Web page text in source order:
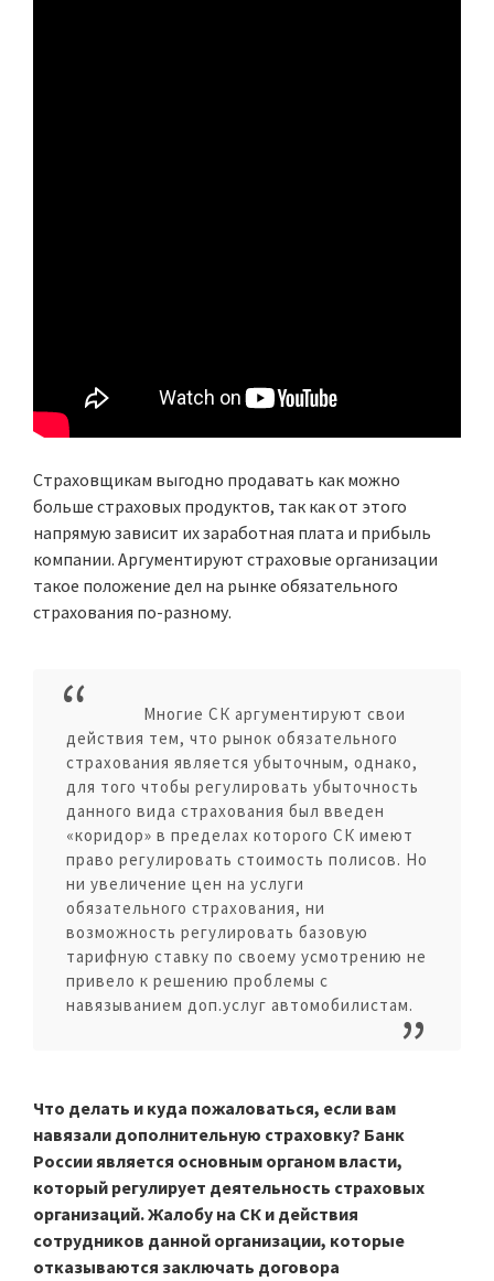
Страховщикам выгодно продавать как можно
больше страховых продуктов, так как от этого
напрямую зависит их заработная плата и прибыль
компании. Аргументируют страховые организации
такое положение дел на рынке обязательного
страхования по-разному.
Многие СК аргументируют свои
действия тем, что рынок обязательного
страхования является убыточным, однако,
для того чтобы регулировать убыточность
данного вида страхования был введен
«коридор» в пределах которого СК имеют
право регулировать стоимость полисов. Но
ни увеличение цен на услуги
обязательного страхования, ни
возможность регулировать базовую
тарифную ставку по своему усмотрению не
привело к решению проблемы с
навязыванием доп.услуг автомобилистам.
Что делать и куда пожаловаться, если вам
навязали дополнительную страховку? Банк
России является основным органом власти,
который регулирует деятельность страховых
организаций. Жалобу на СК и действия
сотрудников данной организации, которые
отказываются заключать договора